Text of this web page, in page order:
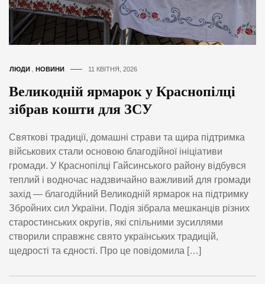
ЛЮДИ НОВИНИ 11 КВІТНЯ, 2026
Великодній ярмарок у Краснопілці
зібрав кошти для ЗСУ
Святкові традиції, домашні страви та щира підтримка
військових стали основою благодійної ініціативи
громади. У Краснопілці Гайсинського району відбувся
теплий і водночас надзвичайно важливий для громади
захід — благодійний Великодній ярмарок на підтримку
Збройних сил України. Подія зібрала мешканців різних
старостинських округів, які спільними зусиллями
створили справжнє свято українських традицій,
щедрості та єдності. Про це повідомила […]